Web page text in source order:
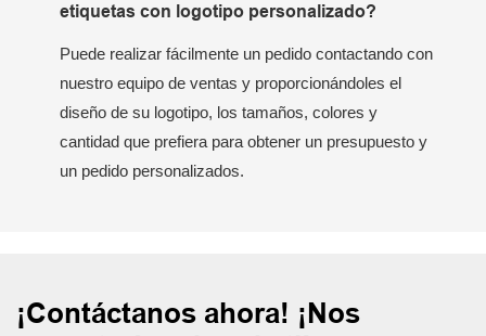
etiquetas con logotipo personalizado?
Puede realizar fácilmente un pedido contactando con
nuestro equipo de ventas y proporcionándoles el
diseño de su logotipo, los tamaños, colores y
cantidad que prefiera para obtener un presupuesto y
un pedido personalizados.
¡Contáctanos ahora! ¡Nos